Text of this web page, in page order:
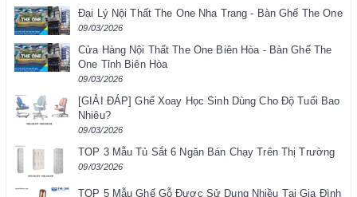
Đại Lý Nội Thất The One Nha Trang - Bàn Ghế The One
09/03/2026
Cửa Hàng Nội Thất The One Biên Hòa - Bàn Ghế The
One Tỉnh Biên Hòa
09/03/2026
[GIẢI ĐÁP] Ghế Xoay Học Sinh Dùng Cho Độ Tuổi Bao
Nhiêu?
09/03/2026
TOP 3 Mẫu Tủ Sắt 6 Ngăn Bán Chạy Trên Thị Trường
09/03/2026
TOP 5 Mẫu Ghế Gỗ Được Sử Dụng Nhiều Tại Gia Đình